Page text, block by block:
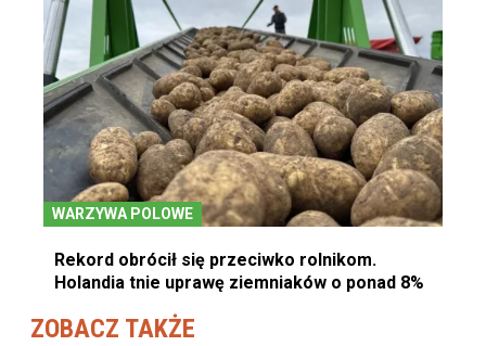
WARZYWA POLOWE
Rekord obrócił się przeciwko rolnikom.
Holandia tnie uprawę ziemniaków o ponad 8%
ZOBACZ TAKŻE